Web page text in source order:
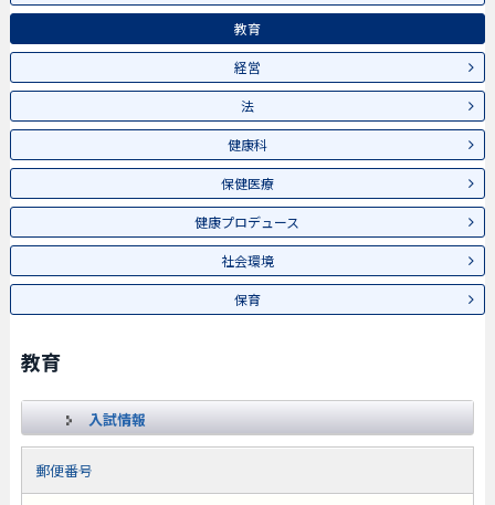
教育
経営
法
健康科
保健医療
健康プロデュース
社会環境
保育
教育
入試情報
郵便番号